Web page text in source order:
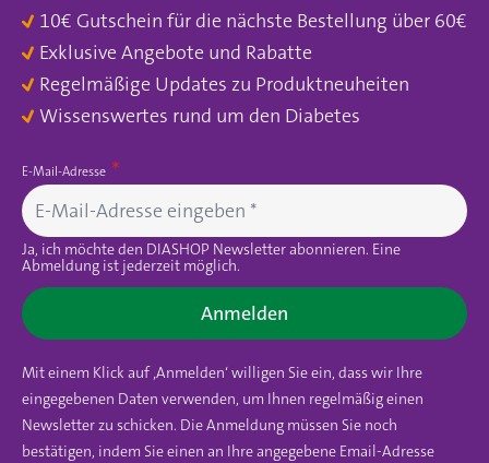
10€ Gutschein für die nächste Bestellung über 60€
Exklusive Angebote und Rabatte
Regelmäßige Updates zu Produktneuheiten
Wissenswertes rund um den Diabetes
E-Mail-Adresse
Ja, ich möchte den DIASHOP Newsletter abonnieren. Eine
Abmeldung ist jederzeit möglich.
Anmelden
Mit einem Klick auf ‚Anmelden‘ willigen Sie ein, dass wir Ihre
eingegebenen Daten verwenden, um Ihnen regelmäßig einen
Newsletter zu schicken. Die Anmeldung müssen Sie noch
bestätigen, indem Sie einen an Ihre angegebene Email-Adresse